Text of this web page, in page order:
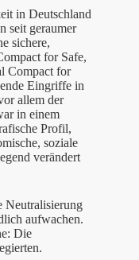
in Deutschland
seit geraumer
sichere,
for Safe,
Compact for
Eingriffe in
allem der
in einem
Profil,
soziale
verändert
Neutralisierung
aufwachen.
Die